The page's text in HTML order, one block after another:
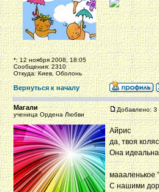
*: 12 ноября 2008, 18:05
Сообщения: 2310
Откуда: Киев, Оболонь
Вернуться к началу
Магали
ученица Ордена Любви
Добавлено: 3
Айрис
да, твоя
Она
маааленькое
С нашими